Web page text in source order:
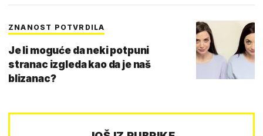
ZNANOST POTVRDILA
Je li moguće da neki potpuni
stranac izgleda kao da je naš
blizanac?